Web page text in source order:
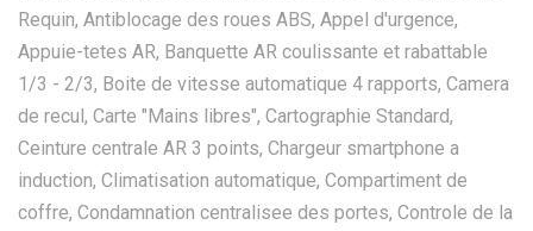
Requin, Antiblocage des roues ABS, Appel d'urgence,
Appuie-tetes AR, Banquette AR coulissante et rabattable
1/3 - 2/3, Boite de vitesse automatique 4 rapports, Camera
de recul, Carte "Mains libres", Cartographie Standard,
Ceinture centrale AR 3 points, Chargeur smartphone a
induction, Climatisation automatique, Compartiment de
coffre, Condamnation centralisee des portes, Controle de la